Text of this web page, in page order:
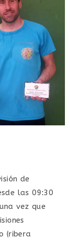
de
las 09:30
vez que
(ribera